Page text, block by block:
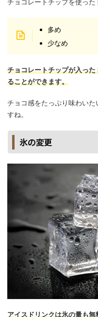
チョコレートチップを使った
多め
少なめ
チョコレートチップが入っ
ることができます。
チョコ感をたっぷり味わい
すね。
氷の変更
アイスドリンクは氷の量も